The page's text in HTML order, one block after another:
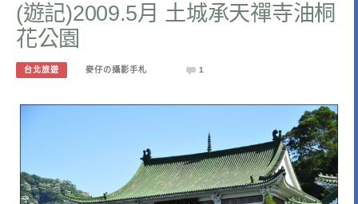
(遊記)2009.5月 土城承天禪寺油桐
花公園
台北旅遊 麥仔の攝影手札 1